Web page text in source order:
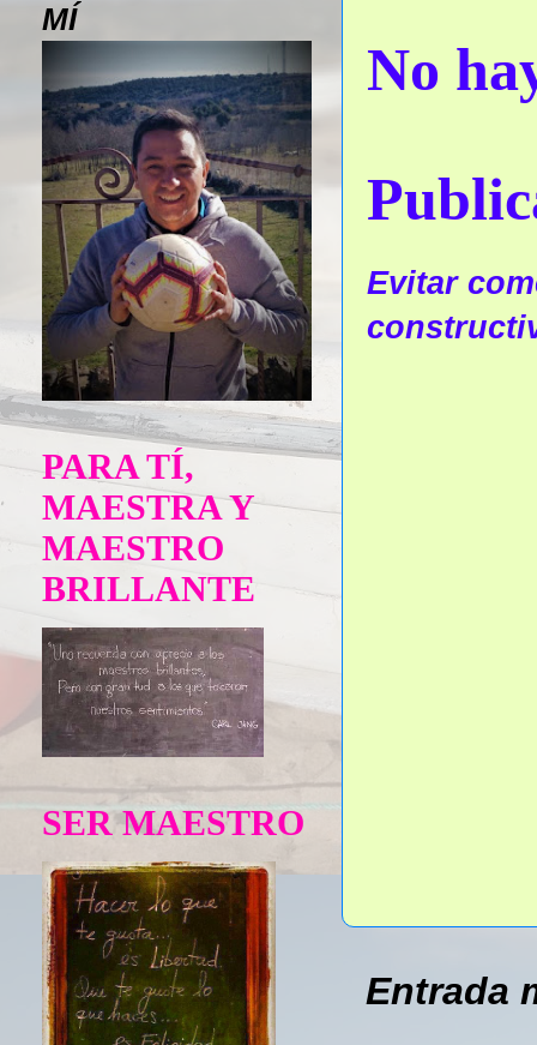
No
Evitar
Entrada
MÍ
PARA TÍ,
MAESTRA Y
MAESTRO
BRILLANTE
SER MAESTRO